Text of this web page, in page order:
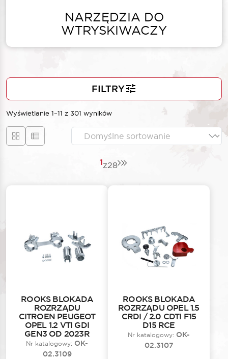
NARZĘDZIA DO
WTRYSKIWACZY
FILTRY
Wyświetlanie 1–11 z 301 wyników
1z28
ROOKS BLOKADA
ROZRZĄDU
CITROEN PEUGEOT
OPEL 1.2 VTI GDI
GEN3 OD 2023R
Nr katalogowy: OK-
02.3109
ROOKS BLOKADA
ROZRZĄDU OPEL 1.5
CRDI / 2.0 CDTI F15
D15 RCE
Nr katalogowy: OK-
02.3107